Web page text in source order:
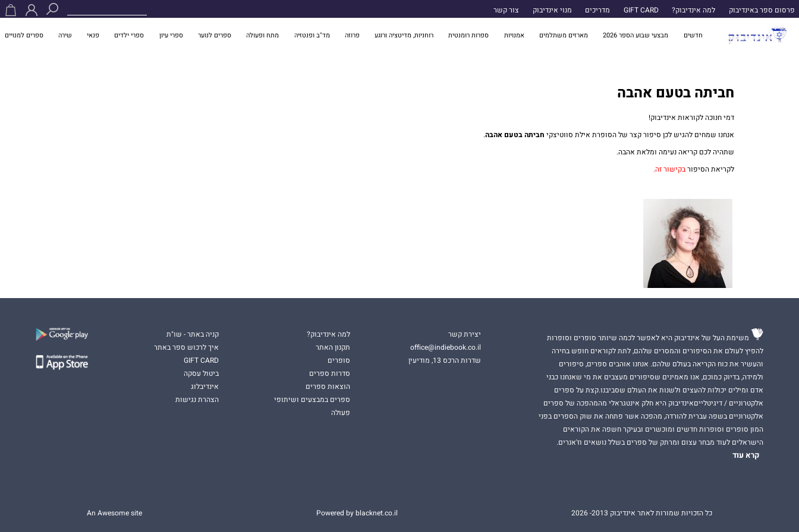
פרסום ספר באינדיבוק למה אינדיבוק? GIFT CARD מדריכים מנוי אינדיבוק צור קשר
חדשים מבצעי שבוע הספר 2026 מארזים משתלמים אמנויות ספרות רומנטית רוחניות, מדיטציה ורוגע פרוזה מד"ב ופנטזיה מתח ופעולה ספרים לנוער ספרי עיון ספרי ילדים פנאי שירה ספרים למנויים
חביתה בטעם אהבה
דמי חנוכה לקוראות אינדיבוק!
אנחנו שמחים להגיש לכן סיפור קצר של הסופרת אילת סווטיצקי חביתה בטעם אהבה.
שתהיה לכם קריאה נעימה ומלאת אהבה.
לקריאת הסיפורבקישור זה.
משימת העל של אינדיבוק היא לאפשר לכמה שיותר סופרים וסופרות
להפיץ לעולם את הסיפורים והמסרים שלהם, לתת לקוראים חופש בחירה
והעשיר את כוח הקריאה בעולם שלהם. אנחנו אוהבים ספרים, סיפורים
ולמידה, בדיוק כמוכם, אנו מאמינים שסיפורים מעצבים את מי שאנחנו כבני
אדם ומילים יכולות להעצים ולשנות את העולם שסביבנו.קצת על ספרים
אלקטרוניים / דיגיטלייםאינדיבוק היא חלק אינטגראלי מהמהפכה של ספרים
אלקטרוניים בשפה עברית להורדה, מהפכה אשר פתחה את שוק הספרים בפני
המון סופרים וסופרות חדשים ומוכשרים ובעיקר חשפה את הקוראים
הישראלים לעוד מבחר עצום ומרתק של ספרים בשלל נושאים וז'אנרים.
קרא עוד
יצירת קשר
office@indiebook.co.il
שדרות הרכס 13, מודיעין
למה אינדיבוק?
תקנון האתר
סופרים
סדרות ספרים
הוצאות ספרים
ספרים במבצעים ושיתופי
פעולה
קניה באתר - שו"ת
איך לרכוש ספר באתר
GIFT CARD
ביטול עסקה
אינדיבלוג
הצהרת נגישות
כל הזכויות שמורות לאתר אינדיבוק 2013- 2026 Powered by blacknet.co.il
An Awesome site